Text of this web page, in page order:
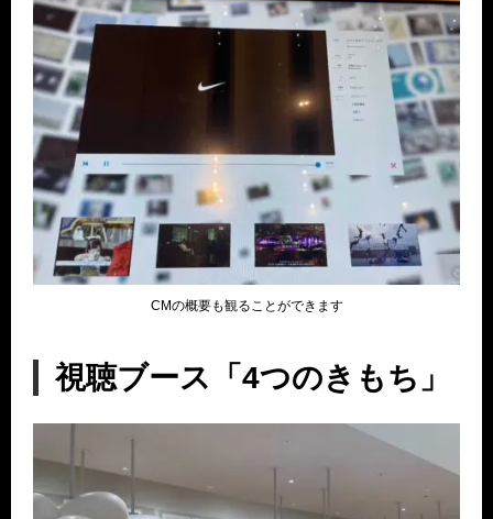
CMの概要も観ることができます
視聴ブース「4つのきもち」